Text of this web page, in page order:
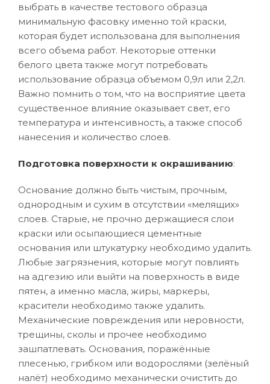
выбрать в качестве тестового образца
минимальную фасовку именно той краски,
которая будет использована для выполнения
всего объема работ. Некоторые оттенки
белого цвета также могут потребовать
использование образца объемом 0,9л или 2,2л.
Важно помнить о том, что на восприятие цвета
существенное влияние оказывает свет, его
температура и интенсивность, а также способ
нанесения и количество слоев.
Подготовка поверхности к окрашиванию:
Основание должно быть чистым, прочным,
однородным и сухим в отсутствии «мелящих»
слоев. Старые, не прочно держащиеся слои
краски или осыпающиеся цементные
основания или штукатурку необходимо удалить.
Любые загрязнения, которые могут повлиять
на адгезию или выйти на поверхность в виде
пятен, а именно масла, жиры, маркеры,
красители необходимо также удалить.
Механические повреждения или неровности,
трещины, сколы и прочее необходимо
зашпатлевать. Основания, поражённые
плесенью, грибком или водорослями (зелёный
налёт) необходимо механически очистить до